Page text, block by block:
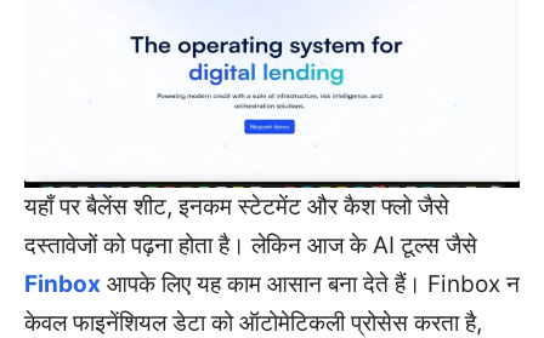
यहाँ पर बैलेंस शीट, इनकम स्टेटमेंट और कैश फ्लो जैसे
दस्तावेजों को पढ़ना होता है। लेकिन आज के AI टूल्स जैसे
Finbox आपके लिए यह काम आसान बना देते हैं। Finbox न
केवल फाइनेंशियल डेटा को ऑटोमेटिकली प्रोसेस करता है,